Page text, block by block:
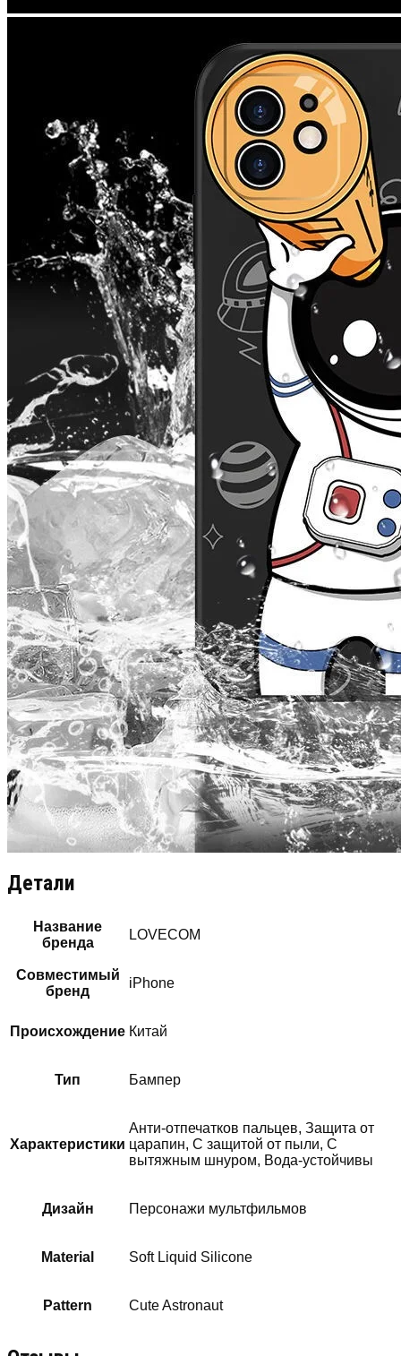
Детали
Название
бренда
LOVECOM
Совместимый
бренд
iPhone
Происхождение Китай
Тип Бампер
Характеристики
Анти-отпечатков пальцев, Защита от
царапин, С защитой от пыли, С
вытяжным шнуром, Вода-устойчивы
Дизайн Персонажи мультфильмов
Material Soft Liquid Silicone
Pattern Cute Astronaut